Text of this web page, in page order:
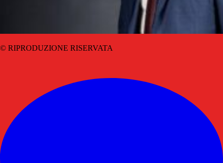
© RIPRODUZIONE RISERVATA